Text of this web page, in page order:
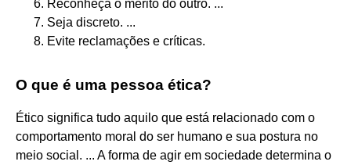
Reconheça o mérito do outro. ...
Seja discreto. ...
Evite reclamações e críticas.
O que é uma pessoa ética?
Ético significa tudo aquilo que está relacionado com o
comportamento moral do ser humano e sua postura no
meio social. ... A forma de agir em sociedade determina o